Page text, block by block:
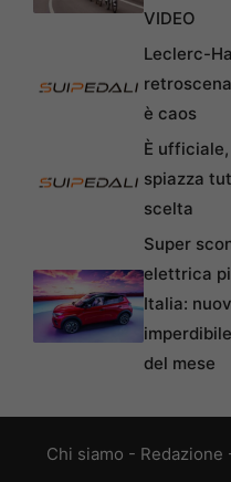
VIDEO
Leclerc-
è caos
È
spiazza
scelta
Super
elettrica
Italia:
del mese
Chi siamo - Redazione